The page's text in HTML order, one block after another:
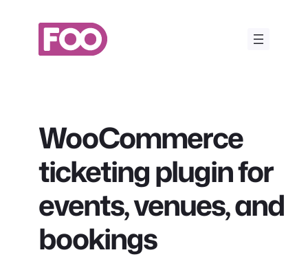
WooCommerce
ticketing plugin for
events, venues, and
bookings